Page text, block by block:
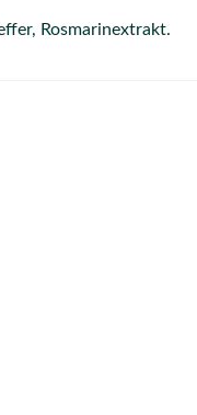
Rosmarinextrakt.